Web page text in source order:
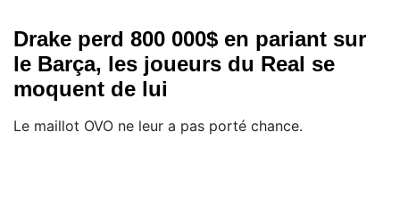
Drake perd 800 000$ en pariant sur
le Barça, les joueurs du Real se
moquent de lui
Le maillot OVO ne leur a pas porté chance.